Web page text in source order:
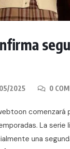
2025 0
comenzará
La
una